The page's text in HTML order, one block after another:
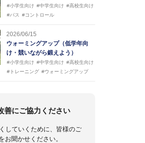
#小学生向け #中学生向け #高校生向け
#パス
#コントロール
2026/06/15
ウォーミングアップ（低学年向
け・競いながら鍛えよう）
#小学生向け #中学生向け #高校生向け
#トレーニング #ウォーミングアップ
善にご協力ください
していくために、皆様のご
お聞かせください。